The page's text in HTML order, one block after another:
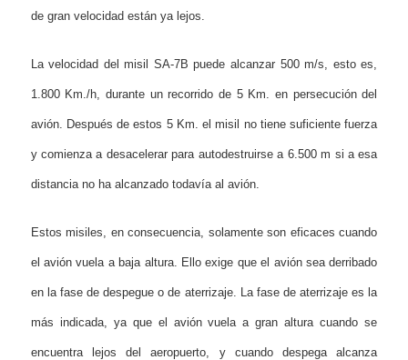
de gran velocidad están ya lejos.
La velocidad del misil SA-7B puede alcanzar 500 m/s, esto es,
1.800 Km./h, durante un recorrido de 5 Km. en persecución del
avión. Después de estos 5 Km. el misil no tiene suficiente fuerza
y comienza a desacelerar para autodestruirse a 6.500 m si a esa
distancia no ha alcanzado todavía al avión.
Estos misiles, en consecuencia, solamente son eficaces cuando
el avión vuela a baja altura. Ello exige que el avión sea derribado
en la fase de despegue o de aterrizaje. La fase de aterrizaje es la
más indicada, ya que el avión vuela a gran altura cuando se
encuentra lejos del aeropuerto, y cuando despega alcanza